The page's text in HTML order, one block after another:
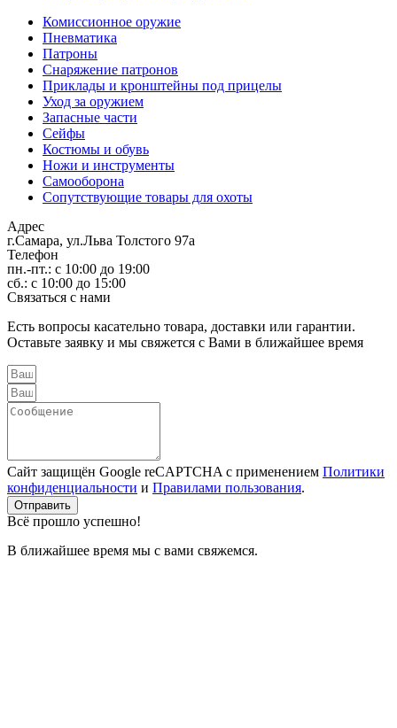
Комиссионное оружие
Пневматика
Патроны
Снаряжение патронов
Приклады и кронштейны под прицелы
Уход за оружием
Запасные части
Сейфы
Костюмы и обувь
Ножи и инструменты
Самооборона
Сопутствующие товары для охоты
Адрес
г.Самара, ул.Льва Толстого 97а
Телефон
пн.-пт.: с 10:00 до 19:00
сб.: с 10:00 до 15:00
Связаться с нами
Есть вопросы касательно товара, доставки или гарантии.
Оставьте заявку и мы свяжется с Вами в ближайшее время
Сайт защищён Google reCAPTCHA с применением Политики
конфиденциальности и Правилами пользования.
Отправить
Всё прошло успешно!
В ближайшее время мы с вами свяжемся.